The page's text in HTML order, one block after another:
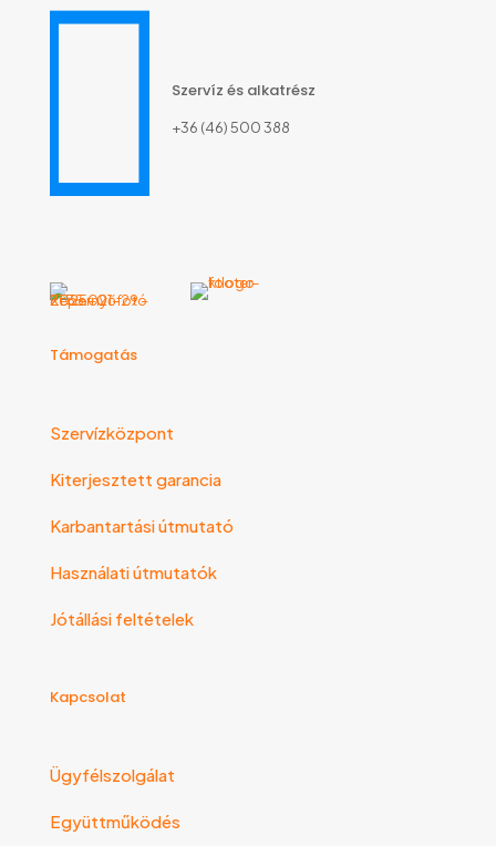
Szervíz és alkatrész
+36 (46) 500 388
Támogatás
Szervízközpont
Kiterjesztett garancia
Karbantartási útmutató
Használati útmutatók
Jótállási feltételek
Kapcsolat
Ügyfélszolgálat
Együttműködés